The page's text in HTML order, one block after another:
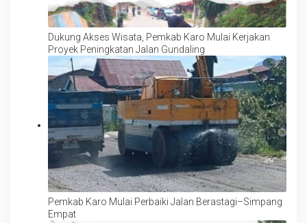
Dukung Akses Wisata, Pemkab Karo Mulai Kerjakan
Proyek Peningkatan Jalan Gundaling
Pemkab Karo Mulai Perbaiki Jalan Berastagi–Simpang
Empat